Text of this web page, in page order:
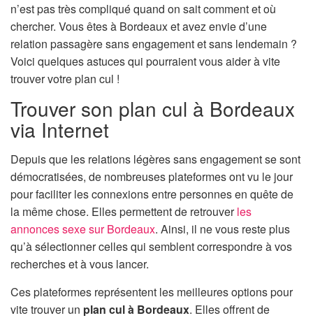
o
n’est pas très compliqué quand on sait comment et où
chercher. Vous êtes à Bordeaux et avez envie d’une
relation passagère sans engagement et sans lendemain ?
Voici quelques astuces qui pourraient vous aider à vite
trouver votre plan cul !
Trouver son plan cul à Bordeaux
via Internet
Depuis que les relations légères sans engagement se sont
démocratisées, de nombreuses plateformes ont vu le jour
pour faciliter les connexions entre personnes en quête de
la même chose. Elles permettent de retrouverles
annonces sexe sur Bordeaux. Ainsi, il ne vous reste plus
qu’à sélectionner celles qui semblent correspondre à vos
recherches et à vous lancer.
Ces plateformes représentent les meilleures options pour
vite trouver un plan cul à Bordeaux. Elles offrent de